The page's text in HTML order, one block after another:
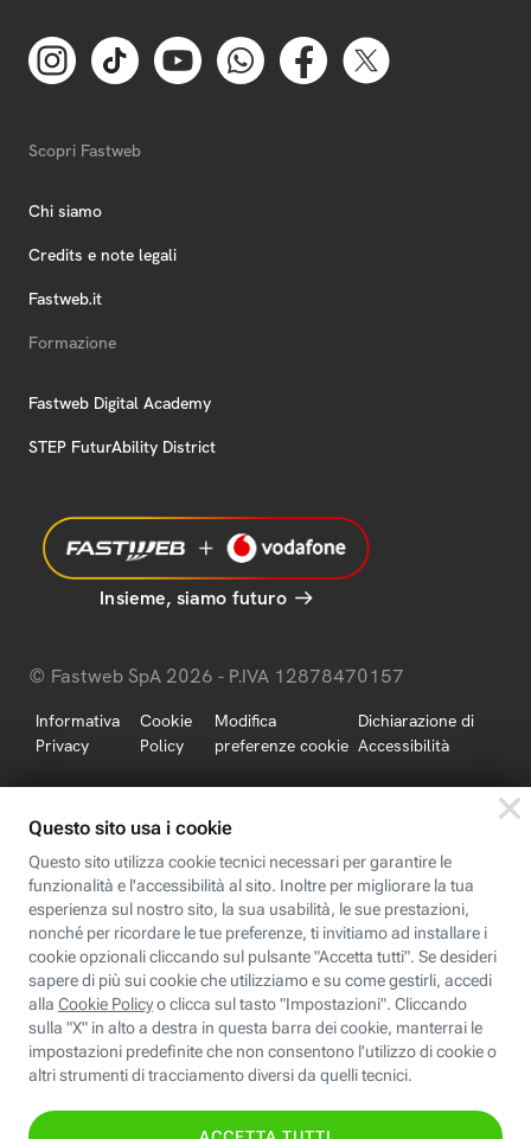
Scopri Fastweb
Chi siamo
Credits e note legali
Fastweb.it
Formazione
Fastweb Digital Academy
STEP FuturAbility District
Insieme, siamo futuro
© Fastweb SpA 2026 - P.IVA 12878470157
Informativa
Privacy
Cookie
Policy
Modifica
preferenze cookie
Dichiarazione di
Accessibilità